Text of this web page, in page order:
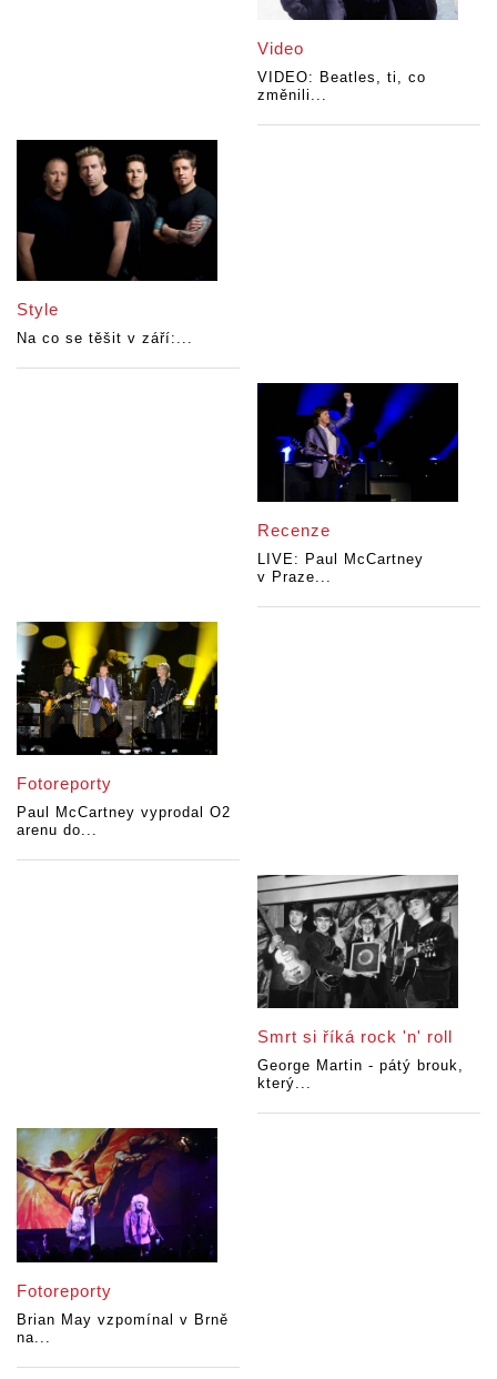
Video
VIDEO: Beatles, ti, co
změnili...
Style
Na co se těšit v září:...
Recenze
LIVE: Paul McCartney
v Praze...
Fotoreporty
Paul McCartney vyprodal O2
arenu do...
Smrt si říká rock 'n' roll
George Martin - pátý brouk,
který...
Fotoreporty
Brian May vzpomínal v Brně
na...